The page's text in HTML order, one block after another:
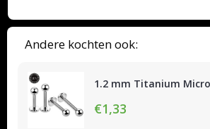
Andere kochten ook:
1.2 mm Titanium
€1,33